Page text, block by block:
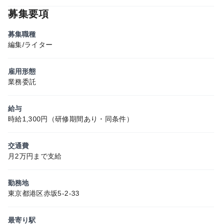
募集要項
募集職種
編集/ライター
雇用形態
業務委託
給与
時給1,300円（研修期間あり・同条件）
交通費
月2万円まで支給
勤務地
東京都港区赤坂5-2-33
最寄り駅